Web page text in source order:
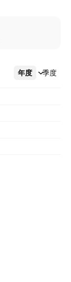
年度 季度
更多